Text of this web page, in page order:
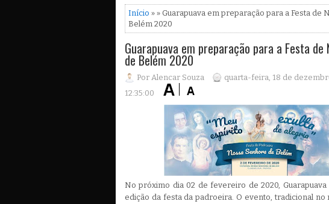
Início » » Guarapuava em preparação para a Festa de
Belém 2020
Guarapuava em preparação para a Festa de
de Belém 2020
Por Alencar Souza quarta-feira, 18 de
12:35:00
No próximo dia 02 de fevereiro de 2020,
edição da festa da padroeira. O evento, tradicional no